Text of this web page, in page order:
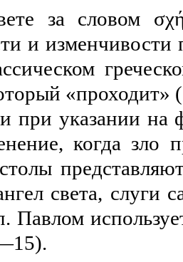
за словом
и
при указании на
когда зло
света, слуги
Павлом